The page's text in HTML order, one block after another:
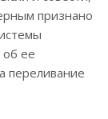
признано
об ее
переливание